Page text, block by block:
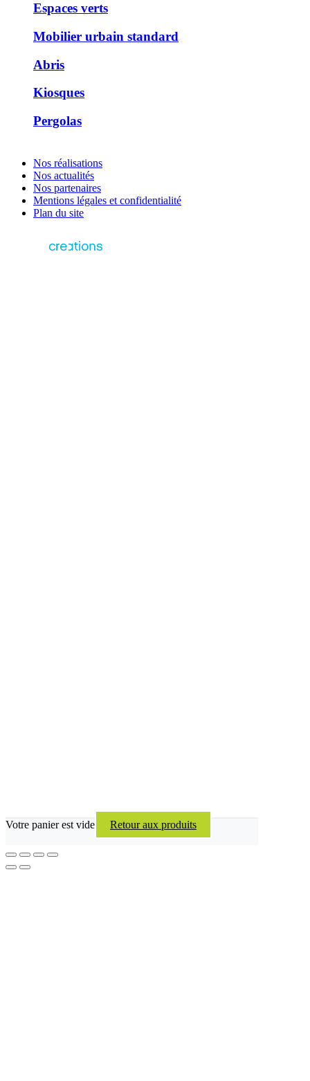
Espaces verts
Mobilier urbain standard
Abris
Kiosques
Pergolas
Nos réalisations
Nos actualités
Nos partenaires
Mentions légales et confidentialité
Plan du site
Votre panier est vide Retour aux produits